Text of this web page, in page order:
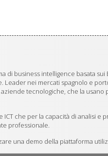
di business intelligence basata sui
Leader nei mercati spagnolo e
tecnologiche, che la usano
che per la capacità di analisi e
professionale.
una demo della piattaforma